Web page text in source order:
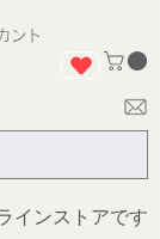
ント
インストアです